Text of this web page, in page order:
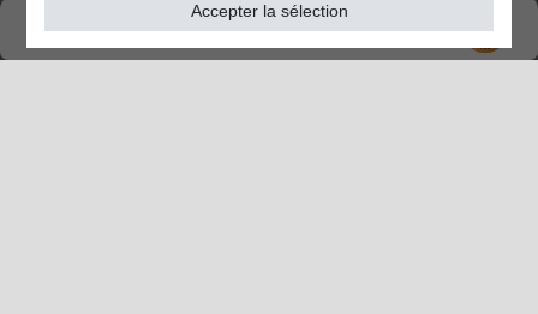
Accepter la sélection
SEHR GUT